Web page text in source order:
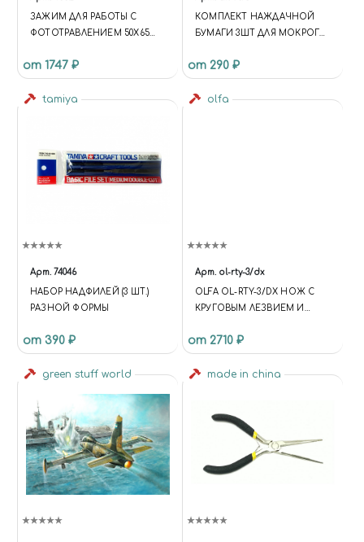
ЗАЖИМ ДЛЯ РАБОТЫ С
ФОТОТРАВЛЕНИЕМ 50Х65
от 1747 ₽
КОМПЛЕКТ НАЖДАЧНОЙ
БУМАГИ 3ШТ ДЛЯ МОКРОГО
от 290 ₽
tamiya
Арт. 74046
НАБОР НАДФИЛЕЙ (3 ШТ.)
РАЗНОЙ ФОРМЫ
от 390 ₽
olfa
Арт. ol-rty-3/dx
OLFA OL-RTY-3/DX НОЖ С
КРУГОВЫМ ЛЕЗВИЕМ И
РУКОЯТКОЙ 60 ММ
от 2710 ₽
green stuff world made in china